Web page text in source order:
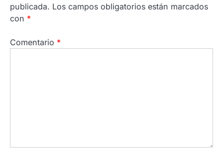
publicada. Los campos obligatorios están marcados
con *
Comentario *